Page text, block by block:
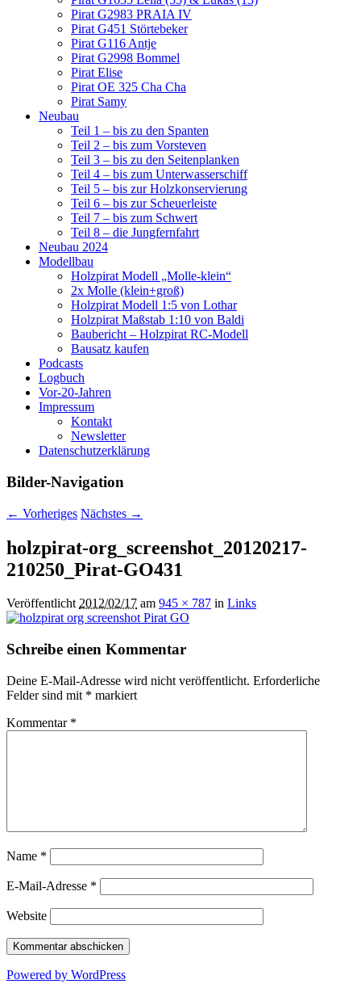
Pirat G2983 PRAIA IV
Pirat G451 Störtebeker
Pirat G116 Antje
Pirat G2998 Bommel
Pirat Elise
Pirat OE 325 Cha Cha
Pirat Samy
Neubau
Teil 1 – bis zu den Spanten
Teil 2 – bis zum Vorsteven
Teil 3 – bis zu den Seitenplanken
Teil 4 – bis zum Unterwasserschiff
Teil 5 – bis zur Holzkonservierung
Teil 6 – bis zur Scheuerleiste
Teil 7 – bis zum Schwert
Teil 8 – die Jungfernfahrt
Neubau 2024
Modellbau
Holzpirat Modell „Molle-klein“
2x Molle (klein+groß)
Holzpirat Modell 1:5 von Lothar
Holzpirat Maßstab 1:10 von Baldi
Baubericht – Holzpirat RC-Modell
Bausatz kaufen
Podcasts
Logbuch
Vor-20-Jahren
Impressum
Kontakt
Newsletter
Datenschutzerklärung
Bilder-Navigation
← Vorheriges Nächstes →
holzpirat-org_screenshot_20120217-
210250_Pirat-GO431
Veröffentlicht2012/02/17 am 945 × 787 in Links
Schreibe einen Kommentar
Deine E-Mail-Adresse wird nicht veröffentlicht. Erforderliche
Felder sind mit * markiert
Kommentar *
Name *
E-Mail-Adresse *
Website
Powered by WordPress